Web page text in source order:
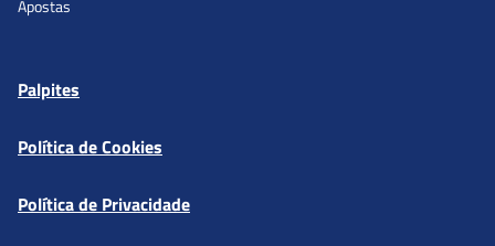
Palpites
Política de Cookies
Política de Privacidade